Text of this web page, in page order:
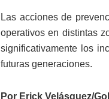
Las acciones de
operativos en distintas
significativamente los
futuras generaciones.
Por Erick Velásquez/